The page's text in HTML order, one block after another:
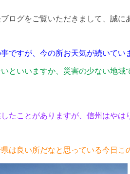
ログをご覧いただきまして、誠に
ですが、今の所お天気が続いてい
といいますか、災害の少ない地
たことがありますが、信州はやは
は良い所だなと思っている今日こ